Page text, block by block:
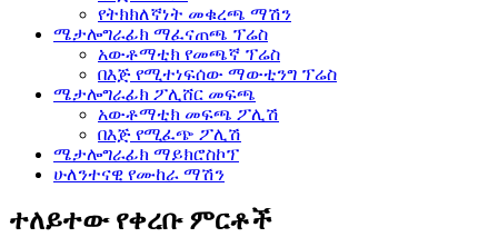
የትክክለኛነት መቁረጫ ማሽን
ሜታሎግራፊክ ማፈናጠጫ ፕሬስ
አውቶማቲክ የመጫኛ ፕሬስ
በእጅ የሚተነፍሰው ማውቲንግ ፕሬስ
ሜታሎግራፊክ ፖሊሸር መፍጫ
አውቶማቲክ መፍጫ ፖሊሽ
በእጅ የሚፈጭ ፖሊሽ
ሜታሎግራፊክ ማይክሮስኮፕ
ሁለንተናዊ የሙከራ ማሽን
ተለይተው የቀረቡ ምርቶች